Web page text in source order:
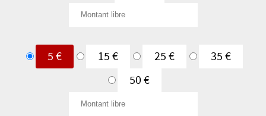
donne
5 € 15 € 25 €
35 €
50 €